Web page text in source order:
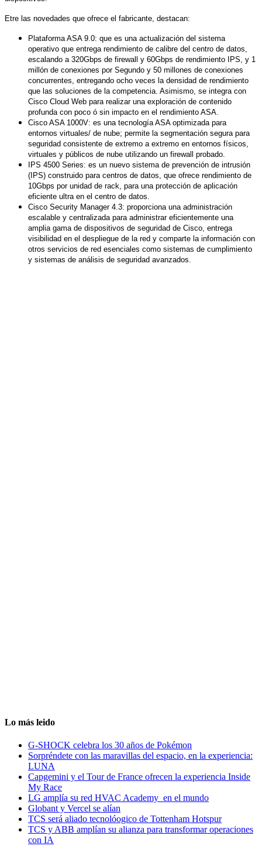
Etre las novedades que ofrece el fabricante, destacan:
Plataforma ASA 9.0: que es una actualización del sistema
operativo que entrega rendimiento de calibre del centro de datos,
escalando a 320Gbps de firewall y 60Gbps de rendimiento IPS, y 1
millón de conexiones por Segundo y 50 millones de conexiones
concurrentes, entregando ocho veces la densidad de rendimiento
que las soluciones de la competencia. Asimismo, se integra con
Cisco Cloud Web para realizar una exploración de contenido
profunda con poco ó sin impacto en el rendimiento ASA.
Cisco ASA 1000V: es una tecnología ASA optimizada para
entornos virtuales/ de nube; permite la segmentación segura para
seguridad consistente de extremo a extremo en entornos físicos,
virtuales y públicos de nube utilizando un firewall probado.
IPS 4500 Series: es un nuevo sistema de prevención de intrusión
(IPS) construido para centros de datos, que ofrece rendimiento de
10Gbps por unidad de rack, para una protección de aplicación
eficiente ultra en el centro de datos.
Cisco Security Manager 4.3: proporciona una administración
escalable y centralizada para administrar eficientemente una
amplia gama de dispositivos de seguridad de Cisco, entrega
visibilidad en el despliegue de la red y comparte la información con
otros servicios de red esenciales como sistemas de cumplimiento
y sistemas de análisis de seguridad avanzados.
Lo más leido
G-SHOCK celebra los 30 años de Pokémon
Sorpréndete con las maravillas del espacio, en la experiencia:
LUNA
Capgemini y el Tour de France ofrecen la experiencia Inside
My Race
LG amplía su red HVAC Academy en el mundo
Globant y Vercel se alían
TCS será aliado tecnolóogico de Tottenham Hotspur
TCS y ABB amplían su alianza para transformar operaciones
con IA